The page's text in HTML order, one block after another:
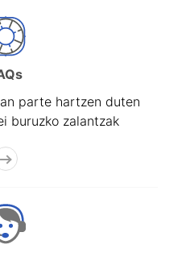
parte hartzen duten
buruzko zalantzak